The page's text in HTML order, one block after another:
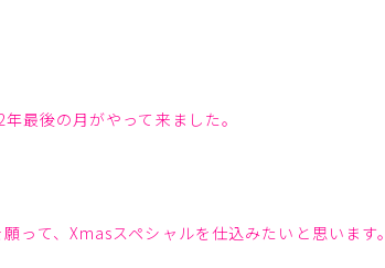
最後の月がやって来ました。
って、Xmasスペシャルを仕込みたいと思います。